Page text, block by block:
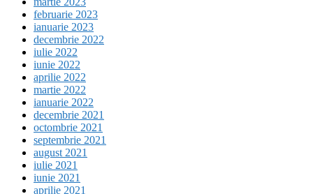
februarie 2023
ianuarie 2023
decembrie 2022
iulie 2022
iunie 2022
aprilie 2022
martie 2022
ianuarie 2022
decembrie 2021
octombrie 2021
septembrie 2021
august 2021
iulie 2021
iunie 2021
aprilie 2021